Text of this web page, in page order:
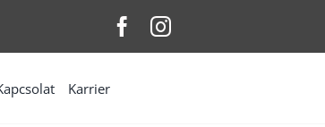
Karrier